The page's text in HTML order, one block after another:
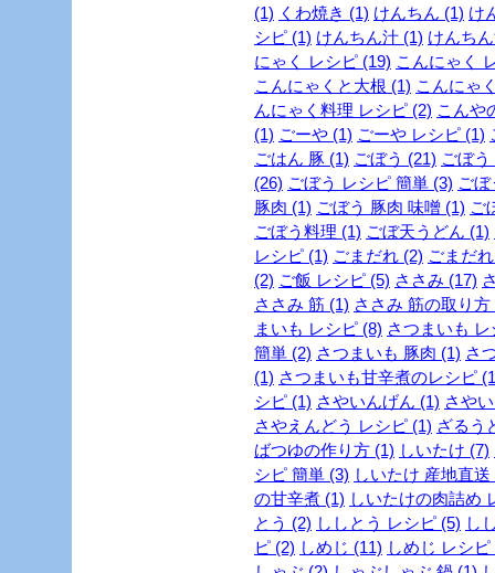
(1) くわ焼き (1) けんちん (1) け
シピ (1) けんちん汁 (1) けんち
にゃく レシピ (19) こんにゃく
こんにゃくと大根 (1) こんにゃ
んにゃく料理 レシピ (2) こんや
(1) ごーや (1) ごーや レシピ (1)
ごはん 豚 (1) ごぼう (21) ごぼ
(26) ごぼう レシピ 簡単 (3) ご
豚肉 (1) ごぼう 豚肉 味噌 (1) ご
ごぼう料理 (1) ごぼ天うどん (1)
レシピ (1) ごまだれ (2) ごまだ
(2) ご飯 レシピ (5) ささみ (17)
ささみ 筋 (1) ささみ 筋の取り方
まいも レシピ (8) さつまいも
簡単 (2) さつまいも 豚肉 (1) さ
(1) さつまいも甘辛煮のレシピ
シピ (1) さやいんげん (1) さや
さやえんどう レシピ (1) ざるう
ばつゆの作り方 (1) しいたけ (7)
シピ 簡単 (3) しいたけ 産地直送
の甘辛煮 (1) しいたけの肉詰め
とう (2) ししとう レシピ (5) し
ピ (2) しめじ (11) しめじ レシピ